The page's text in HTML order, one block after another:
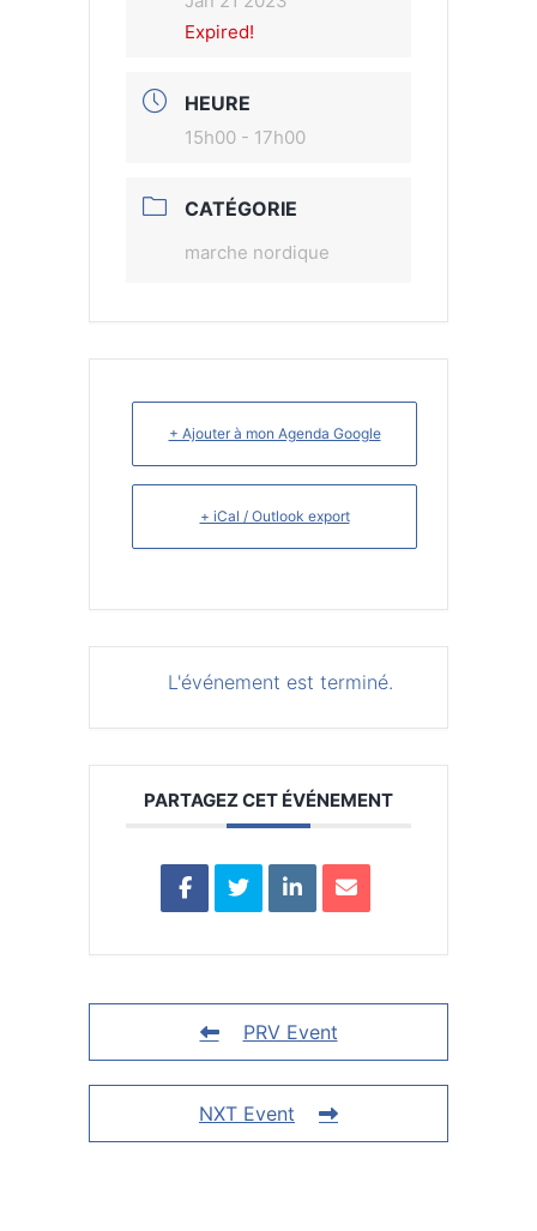
Expired!
HEURE
15h00 - 17h00
CATÉGORIE
marche nordique
+ Ajouter à mon Agenda Google
+ iCal / Outlook export
L'événement est terminé.
PARTAGEZ CET ÉVÉNEMENT
PRV Event
NXT Event